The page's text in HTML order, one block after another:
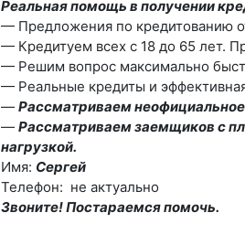
Реальная помощь в получении
— Предложения по кредитованию
— Кредитуем всех с 18 до 65 лет.
— Решим вопрос максимально
— Реальные кредиты и
— Рассматриваем
— Рассматриваем заемщиков с
нагрузкой.
Имя: Сергей
Телефон: не актуально
Звоните! Постараемся помочь.